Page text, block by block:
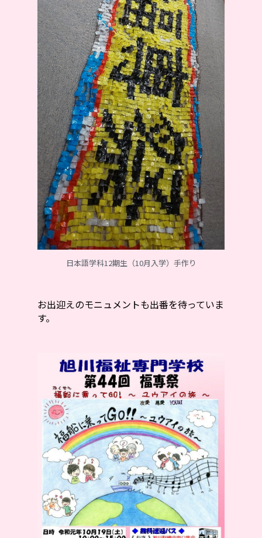
日本語学科12期生（10月入学）手作り
お出迎えのモニュメントも出番を待っていま
す。